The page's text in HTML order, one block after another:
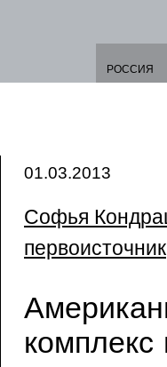
РОССИЯ
01.03.2013
Софья
первоисточник